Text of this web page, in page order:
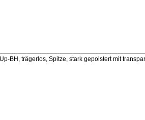
BH, trägerlos, Spitze, stark gepolstert mit